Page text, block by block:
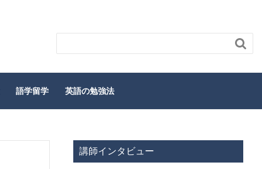

語学留学 英語の勉強法
講師インタビュー